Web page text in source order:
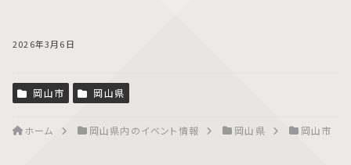
2026年3月6日
岡山市 岡山県
ホーム 岡山県内のイベント情報 岡山県 岡山市